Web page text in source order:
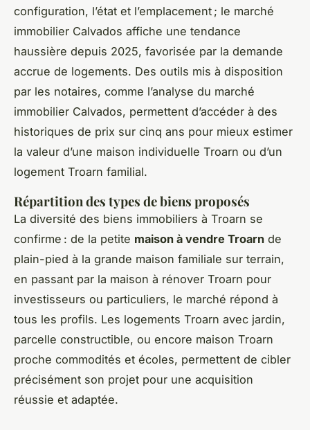
configuration, l’état et l’emplacement ; le marché
immobilier Calvados affiche une tendance
haussière depuis 2025, favorisée par la demande
accrue de logements. Des outils mis à disposition
par les notaires, comme l’analyse du marché
immobilier Calvados, permettent d’accéder à des
historiques de prix sur cinq ans pour mieux estimer
la valeur d’une maison individuelle Troarn ou d’un
logement Troarn familial.
Répartition des types de biens proposés
La diversité des biens immobiliers à Troarn se
confirme : de la petite maison à vendre Troarn de
plain-pied à la grande maison familiale sur terrain,
en passant par la maison à rénover Troarn pour
investisseurs ou particuliers, le marché répond à
tous les profils. Les logements Troarn avec jardin,
parcelle constructible, ou encore maison Troarn
proche commodités et écoles, permettent de cibler
précisément son projet pour une acquisition
réussie et adaptée.